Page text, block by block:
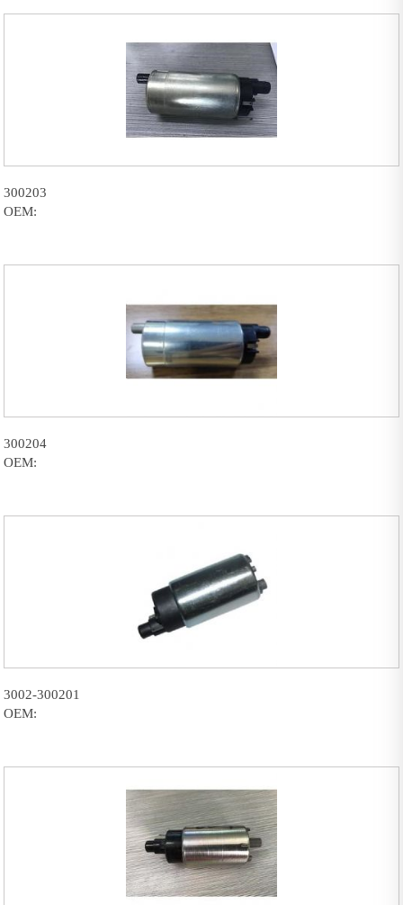
300203
OEM:
300204
OEM:
3002-300201
OEM: